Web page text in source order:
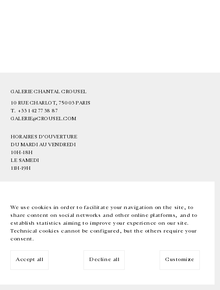
We use cookies in order to facilitate your navigation on the site, to
share content on social networks and other online platforms, and to
establish statistics aiming to improve your experience on our site.
Technical cookies cannot be configured, but the others require your
consent.
Accept all Decline all Customize
GALERIE CHANTAL CROUSEL
10 RUE CHARLOT, 75003 PARIS
T. +33 1 42 77 38 87
GALERIE@CROUSEL.COM
HORAIRES D'OUVERTURE
DU MARDI AU VENDREDI
10H-18H
LE SAMEDI
11H-19H
EN FR 中文 Facebook Instagram
Inscrivez-vous à notre newsletter